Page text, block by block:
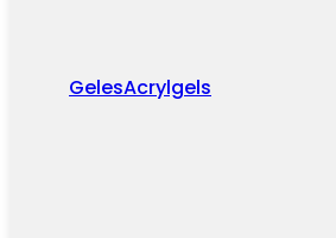
GelesAcrylgels